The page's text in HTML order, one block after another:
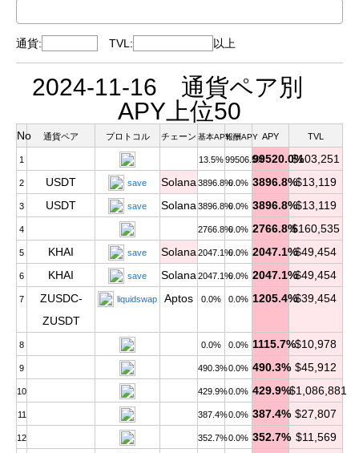
通貨: TVL: 以上
2024-11-16 通貨ペア別
APY上位50
No 通貨ペア プロトコル チェーン 基本APY報酬APY APY TVL
1 13.5%99506.5%99520.0%$103,251
2 USDT save Solana 3896.8%0.0% 3896.8%$13,119
3 USDT save Solana 3896.8%0.0% 3896.8%$13,119
4 2766.8%0.0% 2766.8%$160,535
5 KHAI save Solana 2047.1%0.0% 2047.1%$49,454
6 KHAI save Solana 2047.1%0.0% 2047.1%$49,454
7
ZUSDC-
ZUSDT
liquidswap Aptos 0.0% 0.0% 1205.4%$39,454
8 0.0% 0.0% 1115.7%$10,978
9 490.3%0.0% 490.3% $45,912
10 429.9%0.0% 429.9%$1,086,881
11 387.4%0.0% 387.4% $27,807
12 352.7%0.0% 352.7% $11,569